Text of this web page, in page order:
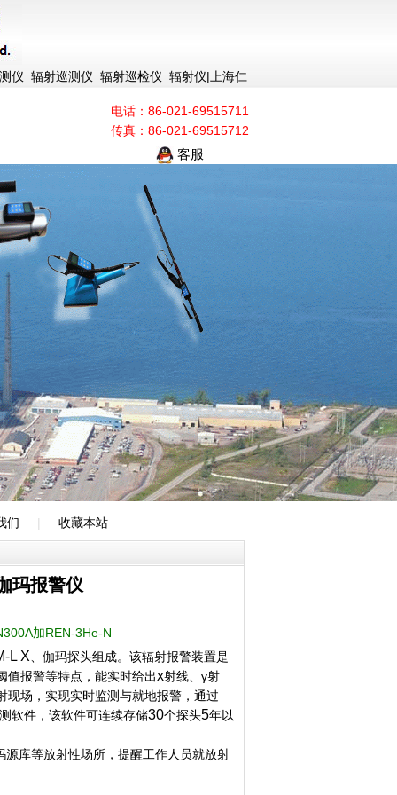
仪_辐射巡测仪_辐射巡检仪_辐射仪|上海仁
电话：86-021-69515711
传真：86-021-69515712
客服
们 | 收藏本站
玛报警仪
加REN-3He-N
L X 、伽玛探头组成。该辐射报警装置是
值报警等特点，能实时给出x射线、γ射
现场，实现实时监测与就地报警，通过
软件，该软件可连续存储30个探头5年以
源库等放射性场所，提醒工作人员就放射